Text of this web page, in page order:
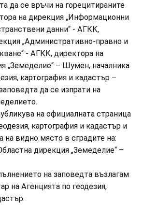
да се връчи на горецитираните
на дирекция „Информационни
данни“ - АГКК,
„Административно-правно и
- АГКК, директора на
„Земеделие“ – Шумен, началника
картография и кадастър –
да се изпрати на
на официалната страница
картография и кадастър и
на видно място в сградите на:
дирекция „Земеделие“ –
на заповедта възлагам
на Агенцията по геодезия,